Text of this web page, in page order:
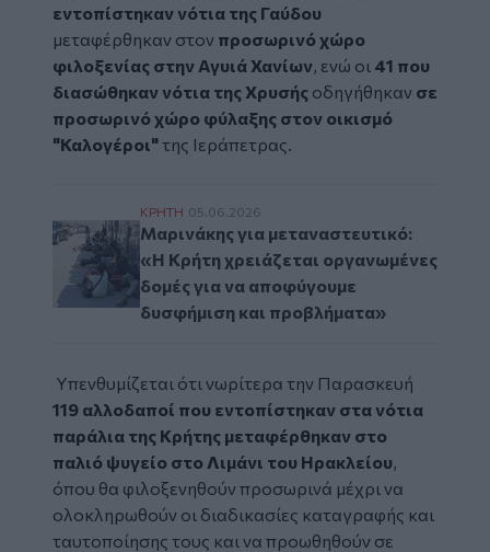
εντοπίστηκαν νότια της Γαύδου
μεταφέρθηκαν στον προσωρινό χώρο
φιλοξενίας στην Αγυιά Χανίων, ενώ οι 41 που
διασώθηκαν νότια της Χρυσής οδηγήθηκαν σε
προσωρινό χώρο φύλαξης στον οικισμό
"Καλογέροι"της Ιεράπετρας.
Μαρινάκης για μεταναστευτικό: «Η
ΚΡΗΤΗ 05.06.2026
Μαρινάκης για μεταναστευτικό:
«Η Κρήτη χρειάζεται οργανωμένες
δομές για να αποφύγουμε
δυσφήμιση και προβλήματα»
Υπενθυμίζεται ότι νωρίτερα την Παρασκευή
119 αλλοδαποί που εντοπίστηκαν στα νότια
παράλια της Κρήτης μεταφέρθηκαν στο
παλιό ψυγείο στο Λιμάνι του Ηρακλείου,
όπου θα φιλοξενηθούν προσωρινά μέχρι να
ολοκληρωθούν οι διαδικασίες καταγραφής και
ταυτοποίησης τους και να προωθηθούν σε